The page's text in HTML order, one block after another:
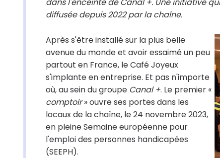
diffusée depuis 2022 par la chaîne.
Après s'être installé sur la plus belle
avenue du monde et avoir essaimé un peu
partout en France, le Café Joyeux
s'implante en entreprise. Et pas n'importe
où, au sein du groupe Canal +. Le premier «
comptoir» ouvre ses portes dans les
locaux de la chaîne, le 24 novembre 2023,
en pleine Semaine européenne pour
l'emploi des personnes handicapées
(SEEPH).